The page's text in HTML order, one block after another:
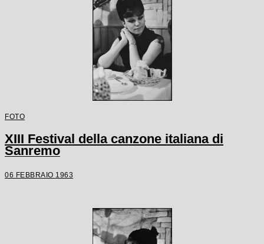
FOTO
XIII Festival della canzone italiana di
Sanremo
06 FEBBRAIO 1963